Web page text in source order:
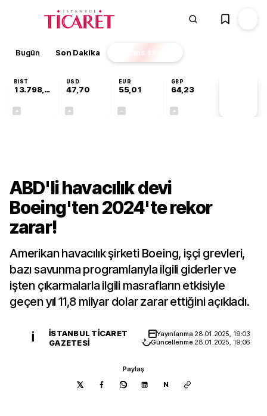
Bugün Son Dakika Finans EKSTRA
BIST
13.798,82
USD
47,70
EUR
55,01
GBP
64,23
ABD'li havacılık devi
Boeing'ten 2024'te rekor
zarar!
Amerikan havacılık şirketi Boeing, işçi grevleri,
bazı savunma programlarıyla ilgili giderler ve
işten çıkarmalarla ilgili masrafların etkisiyle
geçen yıl 11,8 milyar dolar zarar ettiğini açıkladı.
İ
İSTANBUL TICARET
GAZETESI
Yayınlanma 28.01.2025, 19:03
Güncellenme 28.01.2025, 19:06
Paylaş
N